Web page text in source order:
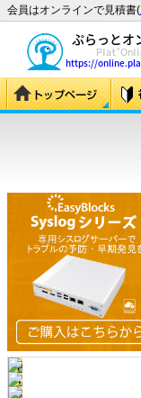
会員はオンラインで見積書(